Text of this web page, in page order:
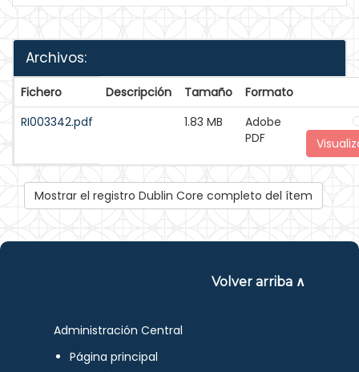
Archivos:
Fichero Descripción Tamaño
Formato
RI003342.pdf
1.83 MB
Adobe
PDF
Mostrar el registro Dublin Core completo del ítem
Volver arriba ∧
Administración Central
Página principal